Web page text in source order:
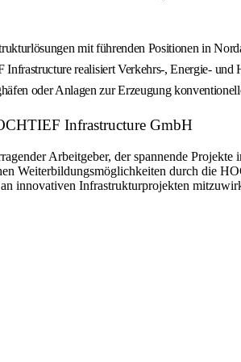
mit führenden Positionen in
realisiert Verkehrs-, Energie-
oder Anlagen zur Erzeugung
Infrastructure GmbH
Arbeitgeber, der spannende
Weiterbildungsmöglichkeiten durch die
innovativen Infrastrukturprojekten